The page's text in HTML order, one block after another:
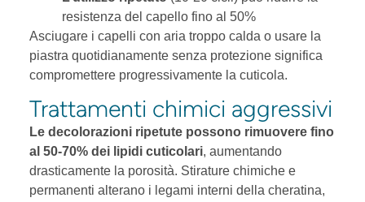
resistenza del capello fino al 50%
Asciugare i capelli con aria troppo calda o usare la
piastra quotidianamente senza protezione significa
compromettere progressivamente la cuticola.
Trattamenti chimici aggressivi
Le decolorazioni ripetute possono rimuovere fino
al 50-70% dei lipidi cuticolari, aumentando
drasticamente la porosità. Stirature chimiche e
permanenti alterano i legami interni della cheratina,